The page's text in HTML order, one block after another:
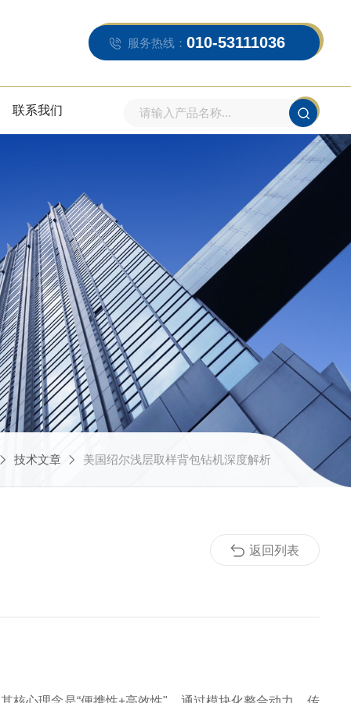
服务热线： 010-53111036
联系我们
技术文章 美国绍尔浅层取样背包钻机深度解析
返回列表